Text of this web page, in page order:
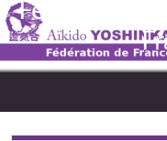
Fédération